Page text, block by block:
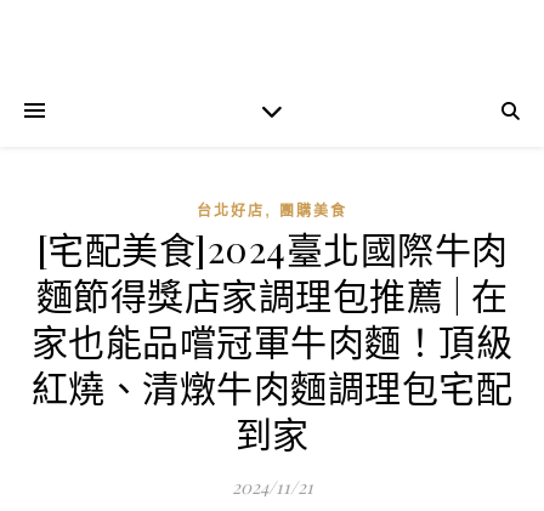
台北好店 , 團購美食
[宅配美食]2024臺北國際牛肉
麵節得獎店家調理包推薦 | 在
家也能品嚐冠軍牛肉麵！頂級
紅燒、清燉牛肉麵調理包宅配
到家
2024/11/21